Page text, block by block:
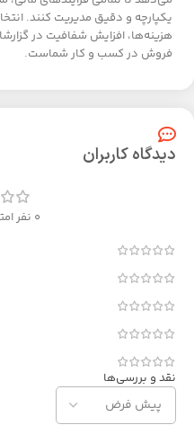
یکپارچه و دقیق مدیریت کنند.
هزینه‌ها، افزایش شفافیت در
فروش در کسب و کار شماست.
دیدگاه کاربران
0 نفر امتیاز داده اند
نقد و بررسی‌ها